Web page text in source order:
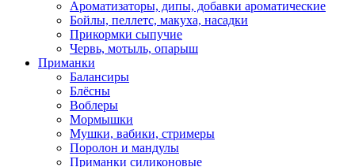
Ароматизаторы, дипы, добавки ароматические
Бойлы, пеллетс, макуха, насадки
Прикормки сыпучие
Червь, мотыль, опарыш
Приманки
Балансиры
Блёсны
Воблеры
Мормышки
Мушки, вабики, стримеры
Поролон и мандулы
Приманки силиконовые